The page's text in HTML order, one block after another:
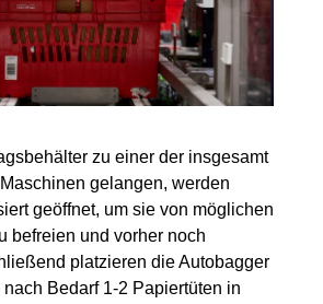
zu einer der insgesamt
gelangen, werden
geöffnet, um sie von möglichen
befreien und vorher noch
platzieren die Autobagger
Bedarf 1-2 Papiertüten in